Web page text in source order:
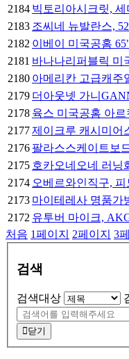
2184 빅토리아시크릿,
2183 조씨네 뉴발란스,
2182 이베이 미국공홈
2181 바나나리퍼블릭 미
2180 아메리칸 고급캐주
2179 더아웃넷 가니
2178 육스 미국공홈 아르
2177제이크루 캐시미어
2176 팔라스스케이트보
2175 호카오네오네 러닝
2174 오베르와인직구,
2173 마이테레사 명품가
2172 유투버 마이크,
처음 1페이지 2페이지 3
검색
검색대상
닫기